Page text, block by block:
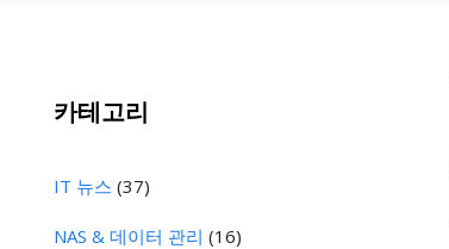
카테고리
IT 뉴스 (37)
NAS & 데이터 관리 (16)